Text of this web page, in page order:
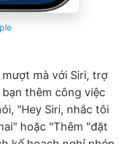
mà với Siri, trợ
thêm công việc
"Hey Siri, nhắc tôi
hoặc "Thêm "đặt